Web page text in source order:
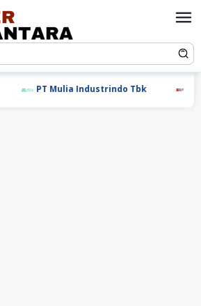
PT Mulia Industrindo Tbk PT